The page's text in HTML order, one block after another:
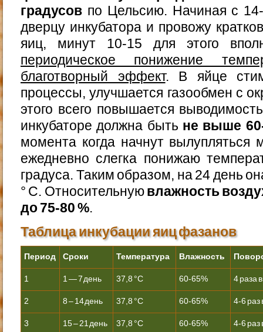
градусов по Цельсию. Начиная с
дверцу инкубатора и провожу
яиц, минут 10-15 для этого
периодическое понижение
благотворный эффект. В яйце
процессы, улучшается газообмен с
этого всего повышается
инкубаторе должна быть не выше
момента когда начнут вылупляться
ежедневно слегка понижаю
градуса. Таким образом, на 24 день
° С. Относительнуювлажность
до 75-80 %.
Таблица инкубации яиц фазанов
Период Сроки Температура Влажность
1 1 — 7 день 37,8 °С 60-65% 4 раза
2 8 – 14 день 37,8 °С 60-65% 4-6 раз
3 15 – 21 день 37,8 °С 60-65% 4-6 раз